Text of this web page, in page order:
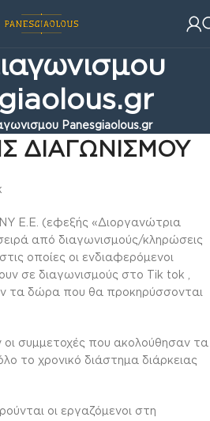
Panesgiaolous.gr
ΔΙΑΓΩΝΙΣΜΟΥ
E.E. (εφεξής «Διοργανώτρια
από διαγωνισμούς/κληρώσεις
οποίες οι ενδιαφερόμενοι
σε διαγωνισμούς στο Tik tok ,
τα δώρα που θα προκηρύσσονται
συμμετοχές που ακολούθησαν τα
το χρονικό διάστημα διάρκειας
οι εργαζόμενοι στη